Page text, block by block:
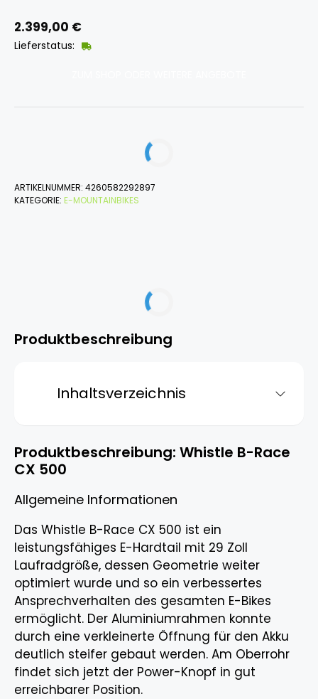
2.399,00 €
Lieferstatus:
ARTIKELNUMMER: 4260582292897
KATEGORIE: E-MOUNTAINBIKES
Produktbeschreibung
Inhaltsverzeichnis
Produktbeschreibung: Whistle B-Race
CX 500
Allgemeine Informationen
Das Whistle B-Race CX 500 ist ein
leistungsfähiges E-Hardtail mit 29 Zoll
Laufradgröße, dessen Geometrie weiter
optimiert wurde und so ein verbessertes
Ansprechverhalten des gesamten E-Bikes
ermöglicht. Der Aluminiumrahmen konnte
durch eine verkleinerte Öffnung für den Akku
deutlich steifer gebaut werden. Am Oberrohr
findet sich jetzt der Power-Knopf in gut
erreichbarer Position.